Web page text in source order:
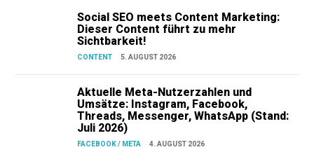
Social SEO meets Content Marketing:
Dieser Content führt zu mehr
Sichtbarkeit!
CONTENT 5. AUGUST 2026
Aktuelle Meta-Nutzerzahlen und
Umsätze: Instagram, Facebook,
Threads, Messenger, WhatsApp (Stand:
Juli 2026)
FACEBOOK / META 4. AUGUST 2026